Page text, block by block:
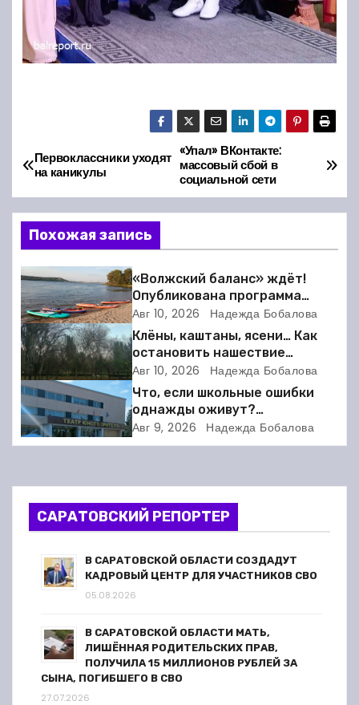
Н
а
в
и
г
а
ц
и
я
о
з
«Упал» ВКонтакте:
массовый сбой в
социальной сети
Первоклассники уходят
на каникулы
Похожая запись
«Волжский баланс» ждёт!
Опубликована программа
фестиваля сапбординга в
Балакове
Авг 10, 2026 Надежда Бобалова
Клёны, каштаны, ясени… Как
остановить нашествие
вредителей в Балакове?
Авг 10, 2026 Надежда Бобалова
Что, если школьные ошибки
однажды оживут?
Балаковский ТЮЗ готовит
премьеру
Авг 9, 2026 Надежда Бобалова
САРАТОВСКИЙ РЕПОРТЕР
В САРАТОВСКОЙ ОБЛАСТИ СОЗДАДУТ
КАДРОВЫЙ ЦЕНТР ДЛЯ УЧАСТНИКОВ СВО
05.08.2026
В САРАТОВСКОЙ ОБЛАСТИ МАТЬ,
ЛИШЁННАЯ РОДИТЕЛЬСКИХ ПРАВ,
ПОЛУЧИЛА 15 МИЛЛИОНОВ РУБЛЕЙ ЗА
СЫНА, ПОГИБШЕГО В СВО
27.07.2026